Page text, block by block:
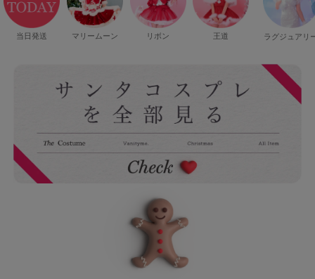
当日発送 マリームーン リボン 王道 ラグジュアリ